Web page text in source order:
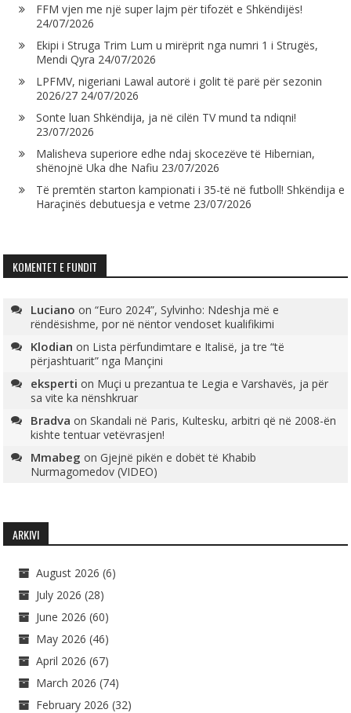
FFM vjen me një super lajm për tifozët e Shkëndijës!
24/07/2026
Ekipi i Struga Trim Lum u mirëprit nga numri 1 i Strugës,
Mendi Qyra 24/07/2026
LPFMV, nigeriani Lawal autorë i golit të parë për sezonin
2026/27 24/07/2026
Sonte luan Shkëndija, ja në cilën TV mund ta ndiqni!
23/07/2026
Malisheva superiore edhe ndaj skocezëve të Hibernian,
shënojnë Uka dhe Nafiu 23/07/2026
Të premtën starton kampionati i 35-të në futboll! Shkëndija e
Haraçinës debutuesja e vetme 23/07/2026
KOMENTET E FUNDIT
Luciano on“Euro 2024”, Sylvinho: Ndeshja më e
rëndësishme, por në nëntor vendoset kualifikimi
Klodian on Lista përfundimtare e Italisë, ja tre “të
përjashtuarit” nga Mançini
eksperti on Muçi u prezantua te Legia e Varshavës, ja për
sa vite ka nënshkruar
Bradva onSkandali në Paris, Kultesku, arbitri që në 2008-ën
kishte tentuar vetëvrasjen!
Mmabeg onGjejnë pikën e dobët të Khabib
Nurmagomedov (VIDEO)
ARKIVI
August 2026 (6)
July 2026 (28)
June 2026 (60)
May 2026 (46)
April 2026 (67)
March 2026 (74)
February 2026 (32)